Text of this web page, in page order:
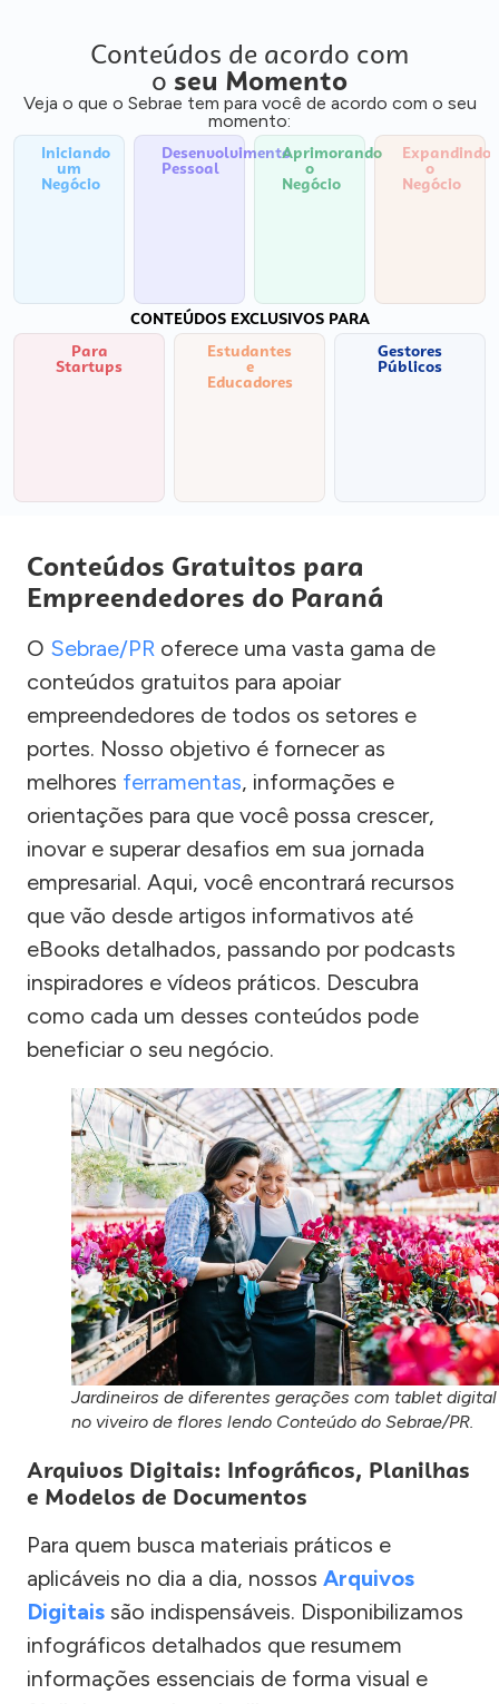
Conteúdos de acordo com
o seu Momento
Veja o que o Sebrae tem para você de acordo com o seu
momento:
Iniciando
um
Negócio
Desenvolvimento
Pessoal
Aprimorando
o
Negócio
Expandindo
o
Negócio
CONTEÚDOS EXCLUSIVOS PARA
Para
Startups
Estudantes
e
Educadores
Gestores
Públicos
Conteúdos Gratuitos para
Empreendedores do Paraná
O Sebrae/PR oferece uma vasta gama de
conteúdos gratuitos para apoiar
empreendedores de todos os setores e
portes. Nosso objetivo é fornecer as
melhores ferramentas, informações e
orientações para que você possa crescer,
inovar e superar desafios em sua jornada
empresarial. Aqui, você encontrará recursos
que vão desde artigos informativos até
eBooks detalhados, passando por podcasts
inspiradores e vídeos práticos. Descubra
como cada um desses conteúdos pode
beneficiar o seu negócio.
Jardineiros de diferentes gerações com tablet digital
no viveiro de flores lendo Conteúdo do Sebrae/PR.
Arquivos Digitais: Infográficos, Planilhas
e Modelos de Documentos
Para quem busca materiais práticos e
aplicáveis no dia a dia, nossos Arquivos
Digitais são indispensáveis. Disponibilizamos
infográficos detalhados que resumem
informações essenciais de forma visual e